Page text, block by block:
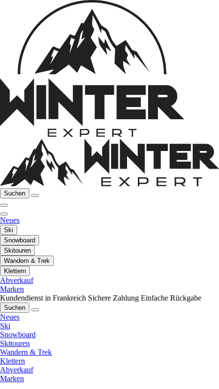
Suchen
Neues
Ski
Snowboard
Skitouren
Wandern & Trek
Klettern
Abverkauf
Marken
Kundendienst in Frankreich Sichere Zahlung Einfache Rückgabe
Suchen
Neues
Ski
Snowboard
Skitouren
Wandern & Trek
Klettern
Abverkauf
Marken